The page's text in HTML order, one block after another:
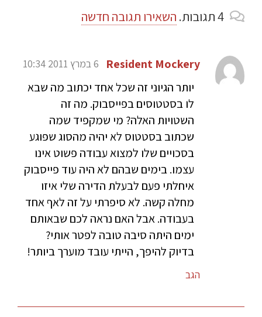
4תגובות. השאירו תגובה חדשה
Resident Mockery 6 במרץ 2011 10:34
יותר הגיוני זה שכל אחד יכתוב מה שבא
לו בסטטוסים בפייסבוק. מה זה
השטויות האלה? מי שמקפיד שמה
שכתוב בסטטוס לא יהיה מהסוג שפוגע
בסכויים שלו למצוא עבודה פשוט אינו
עצמו. בימים שבהם לא היה עוד פייסבוק
איחלתי פעם לבעלת הדירה שלי איזו
מחלה קשה. לא סיפרתי על זה לאף אחד
בעבודה. אבל האם נראה לכם שבאותם
ימים היתה סיבה טובה לפטר אותי?
בדיוק להיפך, הייתי עובד מוערך ביותר!
הגב